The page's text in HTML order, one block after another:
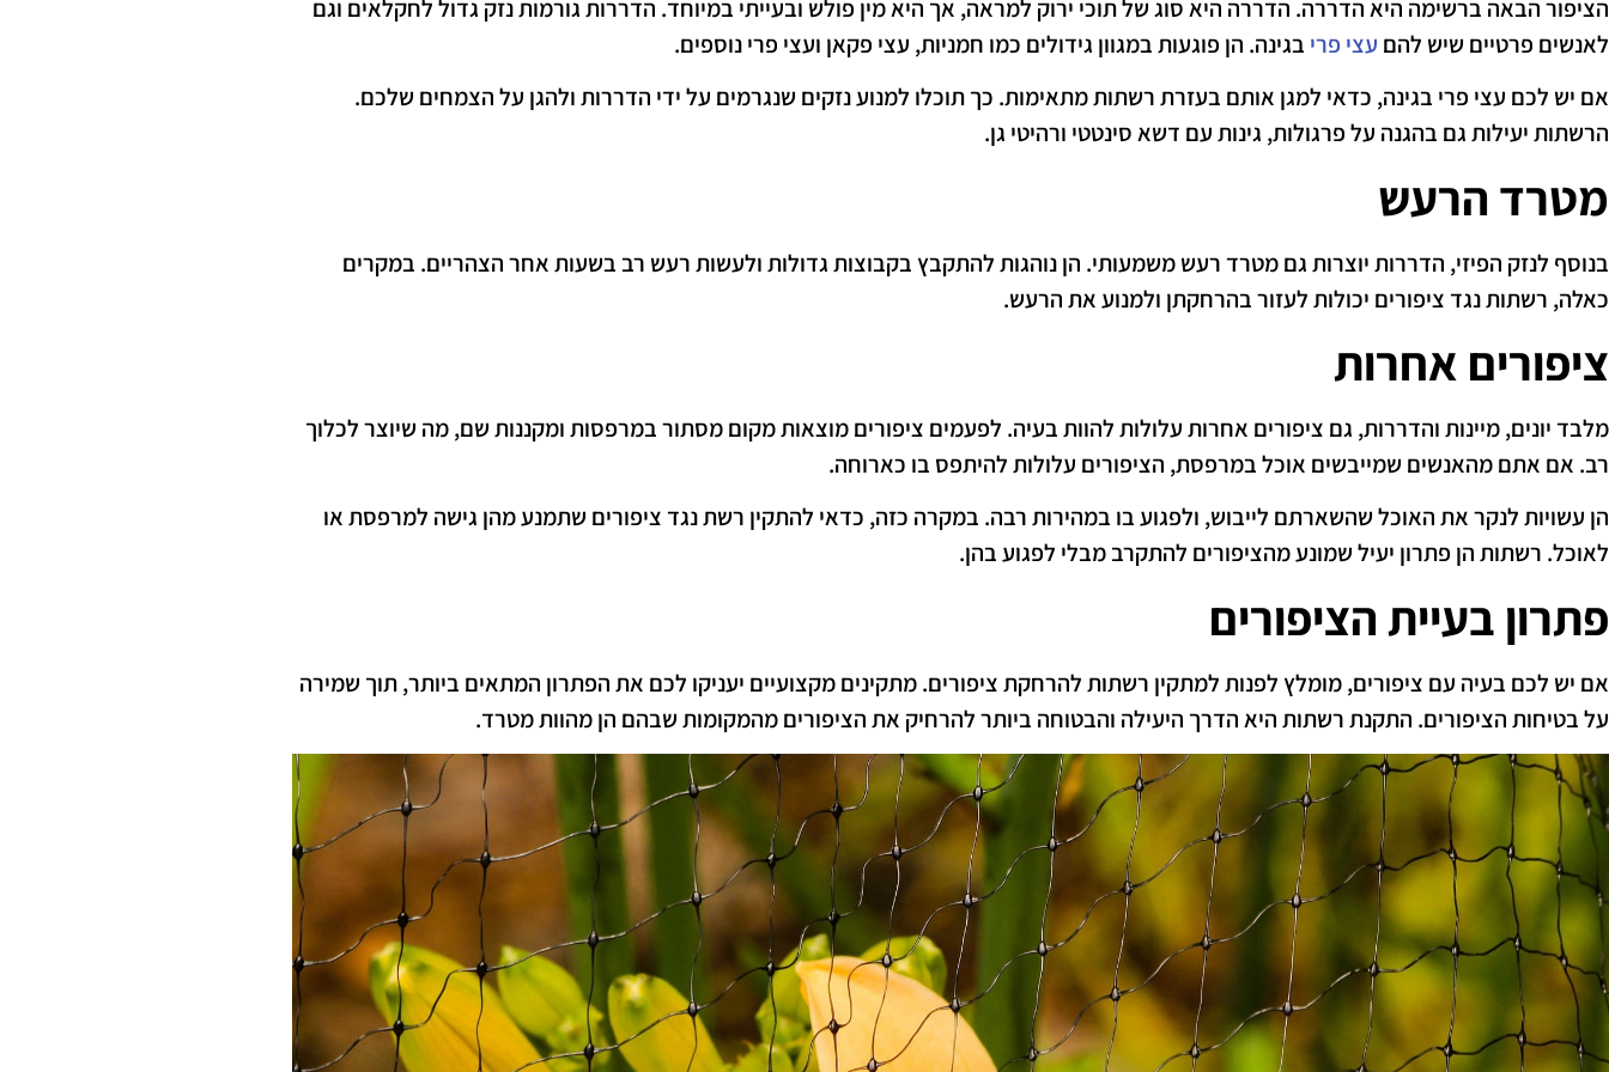
הציפור הבאה ברשימה היא הדררה. הדררה היא סוג של תוכי ירוק למראה, אך היא מין פולש ובעייתי במיוחד. הדררות גורמות נזק גדול לחקלאים וגם
לאנשים פרטיים שיש להם עצי פרי בגינה. הן פוגעות במגוון גידולים כמו חמניות, עצי פקאן ועצי פרי נוספים.
אם יש לכם עצי פרי בגינה, כדאי למגן אותם בעזרת רשתות מתאימות. כך תוכלו למנוע נזקים שנגרמים על ידי הדררות ולהגן על הצמחים שלכם.
הרשתות יעילות גם בהגנה על פרגולות, גינות עם דשא סינטטי ורהיטי גן.
מטרד הרעש
בנוסף לנזק הפיזי, הדררות יוצרות גם מטרד רעש משמעותי. הן נוהגות להתקבץ בקבוצות גדולות ולעשות רעש רב בשעות אחר הצהריים. במקרים
כאלה, רשתות נגד ציפורים יכולות לעזור בהרחקתן ולמנוע את הרעש.
ציפורים אחרות
מלבד יונים, מיינות והדררות, גם ציפורים אחרות עלולות להוות בעיה. לפעמים ציפורים מוצאות מקום מסתור במרפסות ומקננות שם, מה שיוצר לכלוך
רב. אם אתם מהאנשים שמייבשים אוכל במרפסת, הציפורים עלולות להיתפס בו כארוחה.
הן עשויות לנקר את האוכל שהשארתם לייבוש, ולפגוע בו במהירות רבה. במקרה כזה, כדאי להתקין רשת נגד ציפורים שתמנע מהן גישה למרפסת או
לאוכל. רשתות הן פתרון יעיל שמונע מהציפורים להתקרב מבלי לפגוע בהן.
פתרון בעיית הציפורים
אם יש לכם בעיה עם ציפורים, מומלץ לפנות למתקין רשתות להרחקת ציפורים. מתקינים מקצועיים יעניקו לכם את הפתרון המתאים ביותר, תוך שמירה
על בטיחות הציפורים. התקנת רשתות היא הדרך היעילה והבטוחה ביותר להרחיק את הציפורים מהמקומות שבהם הן מהוות מטרד.